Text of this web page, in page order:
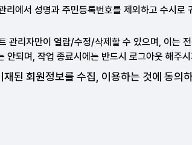
에서 성명과 주민등록번호를 제외하고 수시로
관리자만이 열람/수정/삭제할 수 있으며, 이는
되며, 작업 종료시에는 반드시 로그아웃 해주
된 회원정보를 수집, 이용하는 것에 동의